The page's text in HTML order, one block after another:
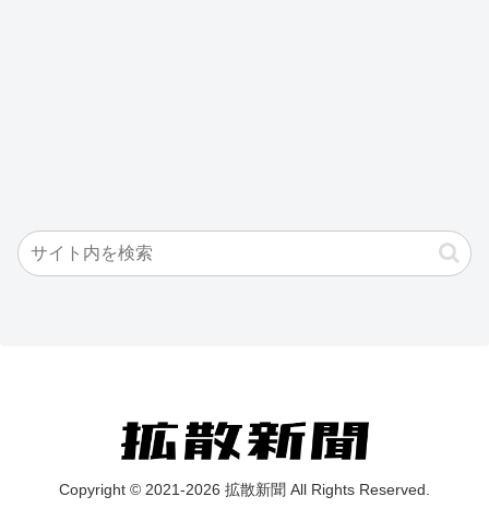
Copyright © 2021-2026 拡散新聞 All Rights Reserved.